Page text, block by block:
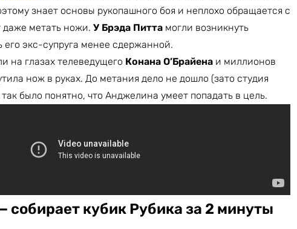
знает основы рукопашного боя и неплохо обращается с
метать ножи. У Брэда Питта могли возникнуть
его экс-супруга менее сдержанной.
на глазах телеведущего Конана О’Брайена и миллионов
нож в руках. До метания дело не дошло (зато студия
было понятно, что Анджелина умеет попадать в цель.
кубик Рубика за 2 минуты